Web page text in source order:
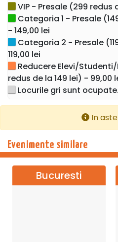
VIP - Presale (299 redus
Categoria 1 - Presale
- 149,00 lei
Categoria 2 - Presale
119,00 lei
Reducere Elevi/
redus de la 149 lei) - 99,00
Locurile gri sunt ocupate.
In
Evenimente similare
Bucuresti